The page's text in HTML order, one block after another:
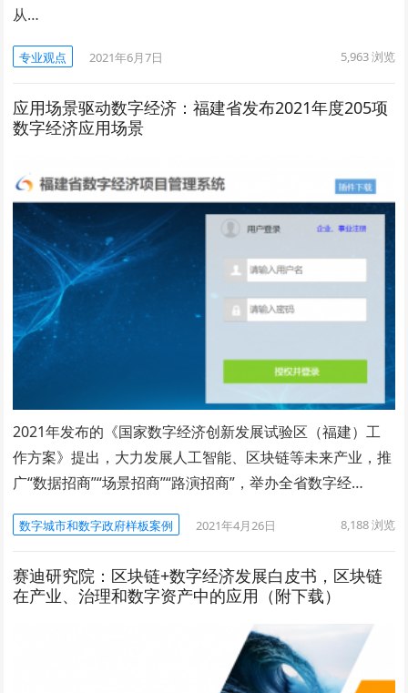
从…
专业观点 2021年6月7日 5,963浏览
应用场景驱动数字经济：福建省发布2021年度205项
数字经济应用场景
2021年发布的《国家数字经济创新发展试验区（福建）工
作方案》提出，大力发展人工智能、区块链等未来产业，推
广“数据招商”“场景招商”“路演招商”，举办全省数字经…
数字城市和数字政府样板案例 2021年4月26日 8,188浏览
赛迪研究院：区块链+数字经济发展白皮书，区块链
在产业、治理和数字资产中的应用（附下载）